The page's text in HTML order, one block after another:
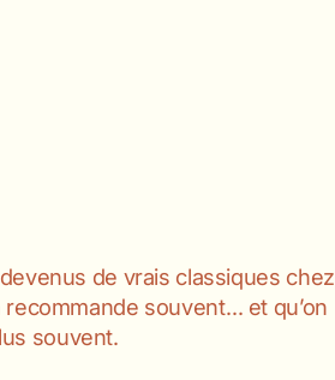
de vrais classiques chez
recommande souvent… et qu’on
souvent.